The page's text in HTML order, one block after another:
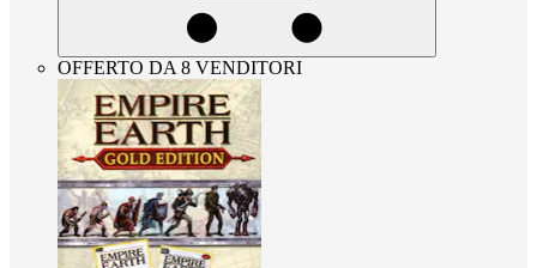
OFFERTO DA 8 VENDITORI